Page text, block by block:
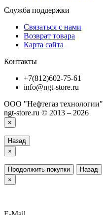
Служба поддержки
Связаться с нами
Возврат товара
Карта сайта
Контакты
+7(812)602-75-61
info@ngt-store.ru
ООО "Нефтегаз технологии"
ngt-store.ru © 2013 – 2026
×
Назад
×
Продолжить покупки
Назад
×